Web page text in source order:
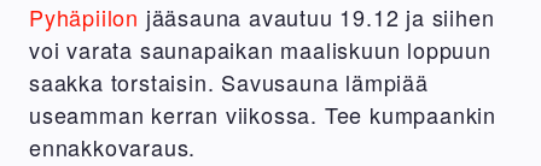
Pyhäpiilon jääsauna avautuu 19.12 ja siihen
voi varata saunapaikan maaliskuun loppuun
saakka torstaisin. Savusauna lämpiää
useamman kerran viikossa. Tee kumpaankin
ennakkovaraus.